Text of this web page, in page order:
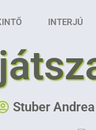
INTERJÚ
Stuber Andrea